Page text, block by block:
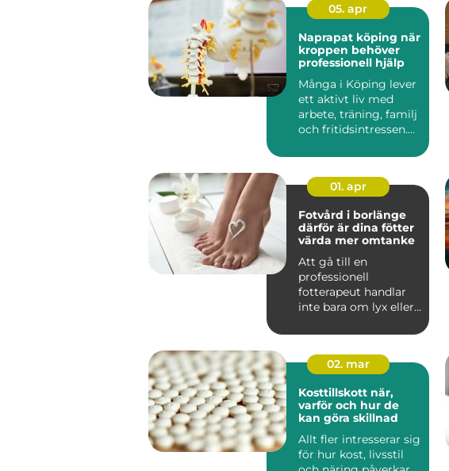
05. apr
Naprapat köping när
kroppen behöver
professionell hjälp
Många i Köping lever
ett aktivt liv med
arbete, träning, familj
och fritidsintressen.
01. apr
Fotvård i borlänge
därför är dina fötter
värda mer omtanke
Att gå till en
professionell
fotterapeut handlar
inte bara om lyx eller
stunden. F...
02. mar
Kosttillskott när,
varför och hur de
kan göra skillnad
Allt fler intresserar sig
för hur kost, livsstil